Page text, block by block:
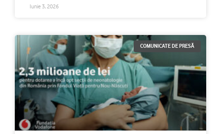
Iunie 3, 2026
COMUNICATE DE PRESĂ